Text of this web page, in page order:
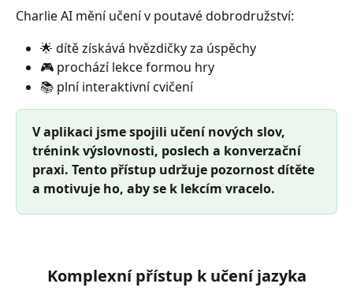
Charlie AI mění učení v poutavé dobrodružství:
🌟 dítě získává hvězdičky za úspěchy
🎮 prochází lekce formou hry
📚 plní interaktivní cvičení
V aplikaci jsme spojili učení nových slov,
trénink výslovnosti, poslech a konverzační
praxi. Tento přístup udržuje pozornost dítěte
a motivuje ho, aby se k lekcím vracelo.
Komplexní přístup k učení jazyka